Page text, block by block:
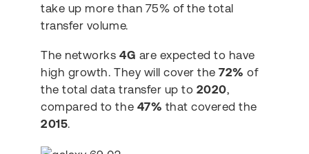
take up more than 75% of the total
transfer volume.
The networks 4G are expected to have
high growth. They will cover the72% of
the total data transfer up to 2020,
compared to the 47% that covered the
2015.